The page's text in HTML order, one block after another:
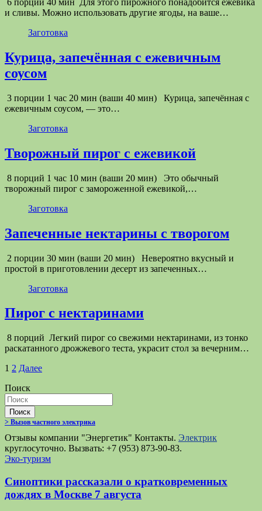
6 порций 40 мин Для этого пирожного понадобится ежевика
и сливы. Можно использовать другие ягоды, на ваше…
Заготовка
Курица, запечённая с ежевичным
соусом
3 порции 1 час 20 мин (ваши 40 мин) Курица, запечённая с
ежевичным соусом, — это…
Заготовка
Творожный пирог с ежевикой
8 порций 1 час 10 мин (ваши 20 мин) Это обычный
творожный пирог с замороженной ежевикой,…
Заготовка
Запеченные нектарины с творогом
2 порции 30 мин (ваши 20 мин) Невероятно вкусный и
простой в приготовлении десерт из запеченных…
Заготовка
Пирог с нектаринами
8 порций Легкий пирог со свежими нектаринами, из тонко
раскатанного дрожжевого теста, украсит стол за вечерним…
Пагинация
записей
1 2 Далее
Поиск
Поиск
> Вызов частного электрика
Отзывы компании "Энергетик" Контакты. Электрик
круглосуточно. Вызвать: +7 (953) 873-90-83.
Эко-туризм
Синоптики рассказали о кратковременных
дождях в Москве 7 августа